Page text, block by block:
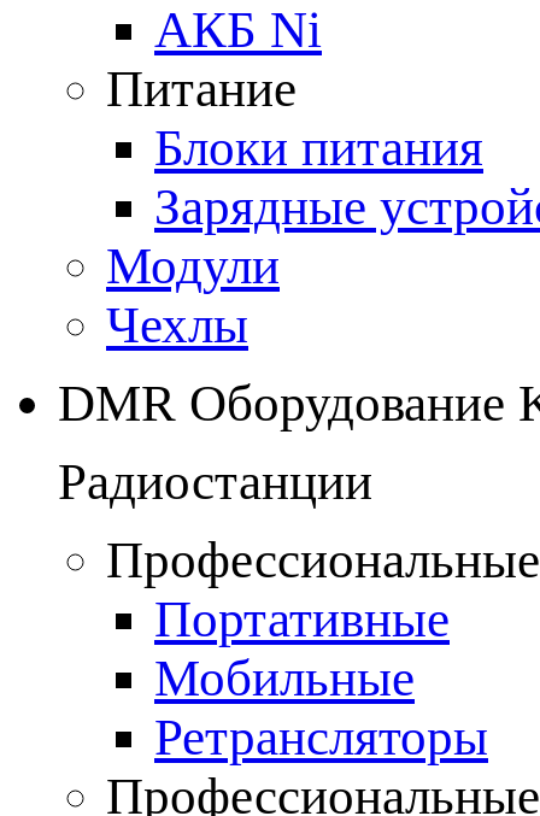
АКБ Ni
Питание
Блоки питания
Зарядные
Модули
Чехлы
DMR Оборудование
Радиостанции
Портативные
Мобильные
Ретрансляторы